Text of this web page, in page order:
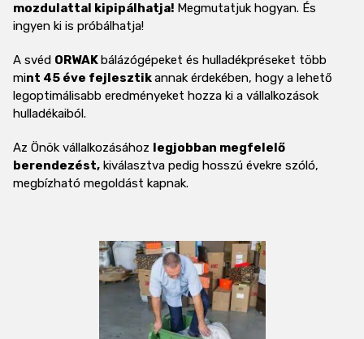
mozdulattal kipipálhatja! Megmutatjuk hogyan. És
ingyen ki is próbálhatja!
A svéd ORWAKbálázógépeket és hulladékpréseket több
mint 45 éve fejlesztikannak érdekében, hogy a lehető
legoptimálisabb eredményeket hozza ki a vállalkozások
hulladékaiból.
Az Önök vállalkozásához legjobban megfelelő
berendezést, kiválasztva pedig hosszú évekre szóló,
megbízható megoldást kapnak.